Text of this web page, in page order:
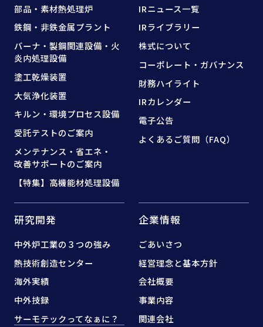
部品・素材熱処理炉
鉄鋼・非鉄金属プラント
バーナ・製鋼関連設備・ 火
炎内処理設備
塗工乾燥装置
大気浄化装置
キルン・環境プロセス設備
受託テストのご案内
メンテナンス・省エネ・
改善サポートのご案内
【特集】高機能材処理設備
IRニュース一覧
IRライブラリー
株式について
コーポレート・ガバナンス
財務ハイライト
IRカレンダー
電子公告
よくあるご質問（FAQ）
研究開発
中外炉工業の３つの強み
熱技術創造センター
海外実績
中外技録
サーモテックってなぁに？
企業情報
ごあいさつ
経営理念と基本方針
会社概要
事業内容
関連会社